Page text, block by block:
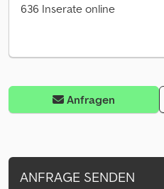
636 Inserate online
Anfragen
ANFRAGE SENDEN